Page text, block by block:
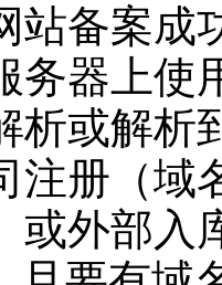
站备案成
务器上使
析或解析
注册（域
或外部入